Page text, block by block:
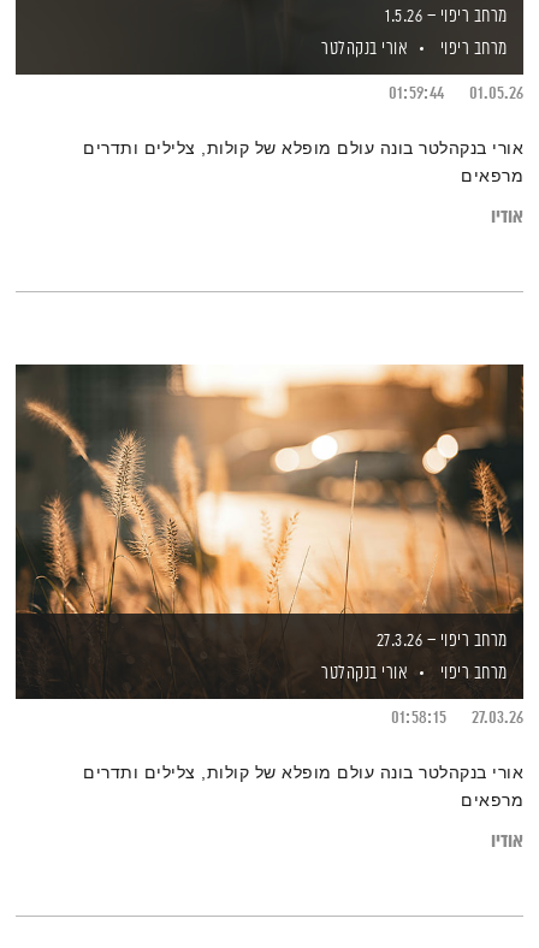
מרחב ריפוי – 1.5.26
מרחב ריפוי
אורי בנקהלטר
01.05.26
01:59:44
אורי בנקהלטר בונה עולם מופלא של קולות, צלילים ותדרים
מרפאים
אודיו
מרחב ריפוי – 27.3.26
מרחב ריפוי
אורי בנקהלטר
27.03.26
01:58:15
אורי בנקהלטר בונה עולם מופלא של קולות, צלילים ותדרים
מרפאים
אודיו